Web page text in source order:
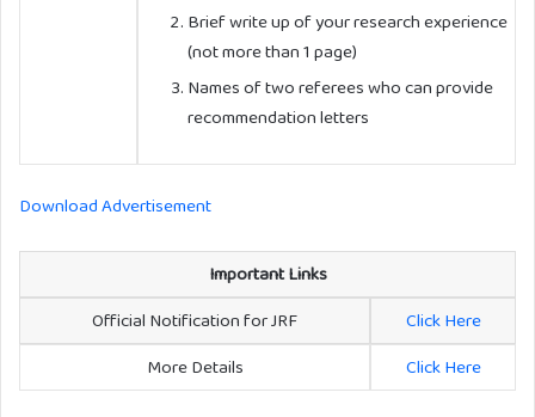
Brief write up of your research experience
(not more than 1 page)
Names of two referees who can provide
recommendation letters
Download Advertisement
Important Links
Official Notification for JRF
Click Here
More Details
Click Here